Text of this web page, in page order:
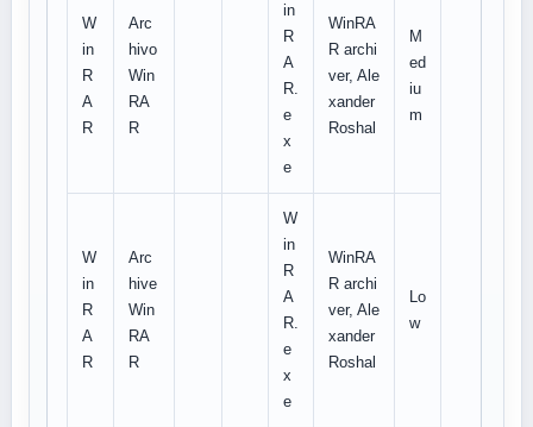
W
in
R
A
R
Arc
hivo
Win
RA
R
in
R
A
R.
e
x
e
WinRA
R archi
ver, Ale
xander
Roshal
M
ed
iu
m
W
in
R
A
R
Arc
hive
Win
RA
R
W
in
R
A
R.
e
x
e
WinRA
R archi
ver, Ale
xander
Roshal
Lo
w